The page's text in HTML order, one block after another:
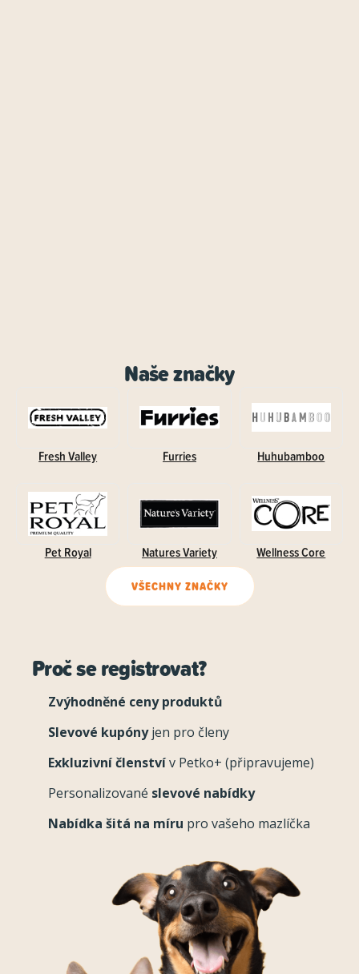
Naše značky
Fresh Valley Furries Huhubamboo
Pet Royal Natures Variety Wellness Core
VŠECHNY ZNAČKY
Proč se registrovat?
Zvýhodněné ceny produktů
Slevové kupónyjen pro členy
Exkluzivní členstvív Petko+ (připravujeme)
Personalizované slevové nabídky
Nabídka šitá na míru pro vašeho mazlíčka